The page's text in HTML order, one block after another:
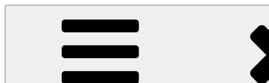
Přejít